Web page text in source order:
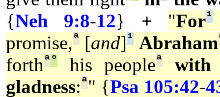
{Neh 9:8-12} + "For¹
promise,ª [and]¹ Abraham
forthª° his peopleª
with
gladness:ª" {Psa 105:42-